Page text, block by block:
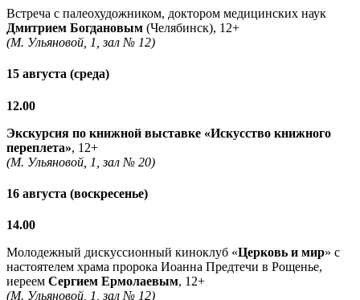
Встреча с палеохудожником, доктором медицинских наук
Дмитрием Богдановым (Челябинск), 12+
(М. Ульяновой, 1, зал № 12)
15 августа (среда)
12.00
Экскурсия по книжной выставке «Искусство книжного
переплета», 12+
(М. Ульяновой, 1, зал № 20)
16 августа (воскресенье)
14.00
Молодежный дискуссионный киноклуб «Церковь и мир» с
настоятелем храма пророка Иоанна Предтечи в Рощенье,
иереем Сергием Ермолаевым, 12+
(М. Ульяновой, 1, зал № 12)